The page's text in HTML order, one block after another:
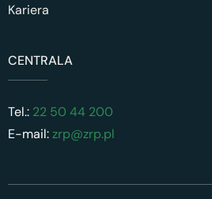
Kariera
CENTRALA
Tel.: 22 50 44 200
E-mail:zrp@zrp.pl